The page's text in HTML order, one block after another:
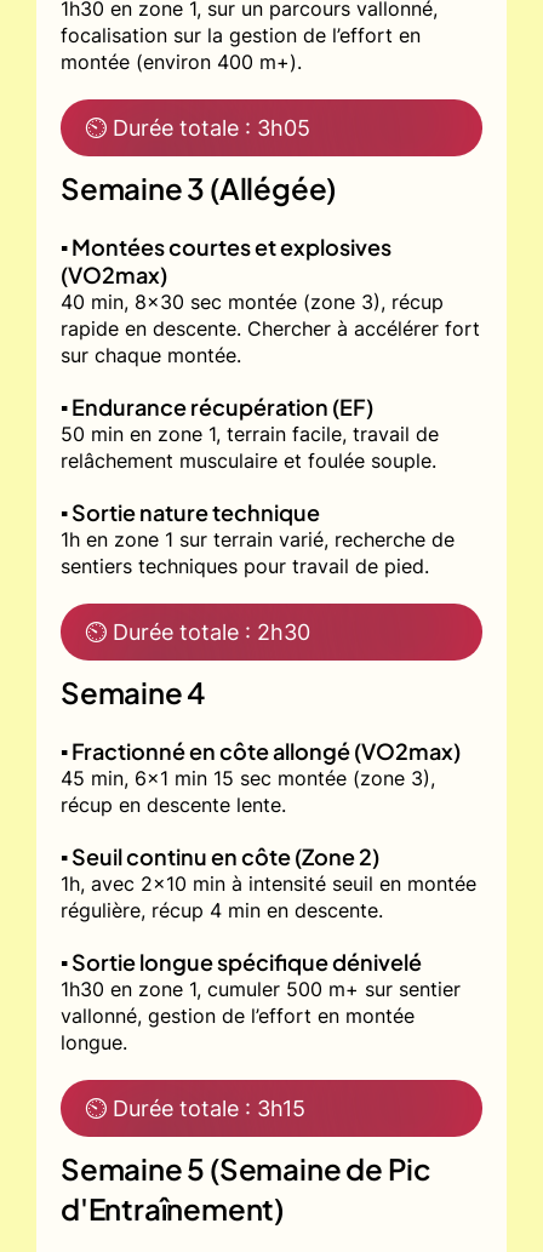
1h30 en zone 1, sur un parcours vallonné,
focalisation sur la gestion de l’effort en
montée (environ 400 m+).
⏲ Durée totale : 3h05
Semaine 3 (Allégée)
▪️ Montées courtes et explosives
(VO2max)
40 min, 8x30 sec montée (zone 3), récup
rapide en descente. Chercher à accélérer fort
sur chaque montée.
▪️ Endurance récupération (EF)
50 min en zone 1, terrain facile, travail de
relâchement musculaire et foulée souple.
▪️ Sortie nature technique
1h en zone 1 sur terrain varié, recherche de
sentiers techniques pour travail de pied.
⏲ Durée totale : 2h30
Semaine 4
▪️ Fractionné en côte allongé (VO2max)
45 min, 6x1 min 15 sec montée (zone 3),
récup en descente lente.
▪️ Seuil continu en côte (Zone 2)
1h, avec 2x10 min à intensité seuil en montée
régulière, récup 4 min en descente.
▪️ Sortie longue spécifique dénivelé
1h30 en zone 1, cumuler 500 m+ sur sentier
vallonné, gestion de l’effort en montée
longue.
⏲ Durée totale : 3h15
Semaine 5 (Semaine de Pic
d'Entraînement)